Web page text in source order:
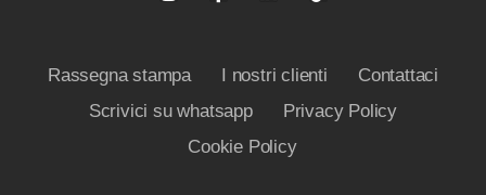
Rassegna stampa I nostri clienti
Contattaci
Scrivici su whatsapp
Privacy Policy
Cookie Policy